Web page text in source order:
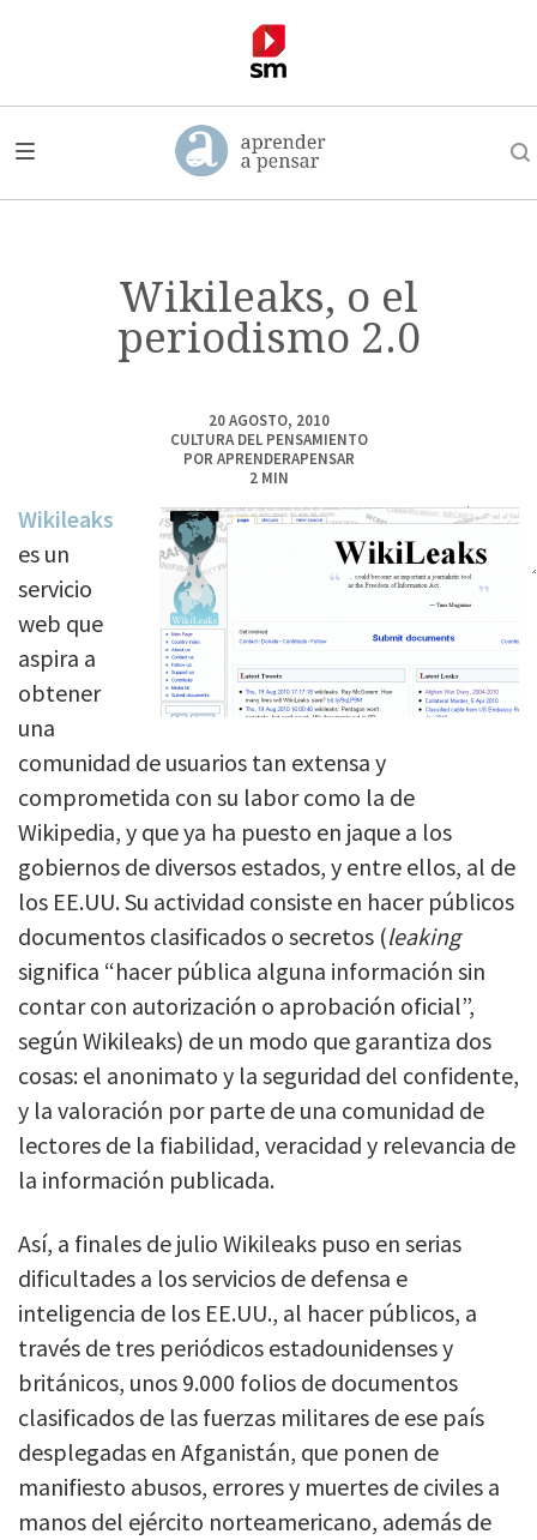
Wikileaks, o el
periodismo 2.0
20 AGOSTO, 2010
CULTURA DEL PENSAMIENTO
POR APRENDERAPENSAR
2 MIN
Wikileaks
es un
servicio
web que
aspira a
obtener
una
comunidad de usuarios tan extensa y
comprometida con su labor como la de
Wikipedia, y que ya ha puesto en jaque a los
gobiernos de diversos estados, y entre ellos, al de
los EE.UU. Su actividad consiste en hacer públicos
documentos clasificados o secretos (leaking
significa “hacer pública alguna información sin
contar con autorización o aprobación oficial”,
según Wikileaks) de un modo que garantiza dos
cosas: el anonimato y la seguridad del confidente,
y la valoración por parte de una comunidad de
lectores de la fiabilidad, veracidad y relevancia de
la información publicada.
Así, a finales de julio Wikileaks puso en serias
dificultades a los servicios de defensa e
inteligencia de los EE.UU., al hacer públicos, a
través de tres periódicos estadounidenses y
británicos, unos 9.000 folios de documentos
clasificados de las fuerzas militares de ese país
desplegadas en Afganistán, que ponen de
manifiesto abusos, errores y muertes de civiles a
manos del ejército norteamericano, además de